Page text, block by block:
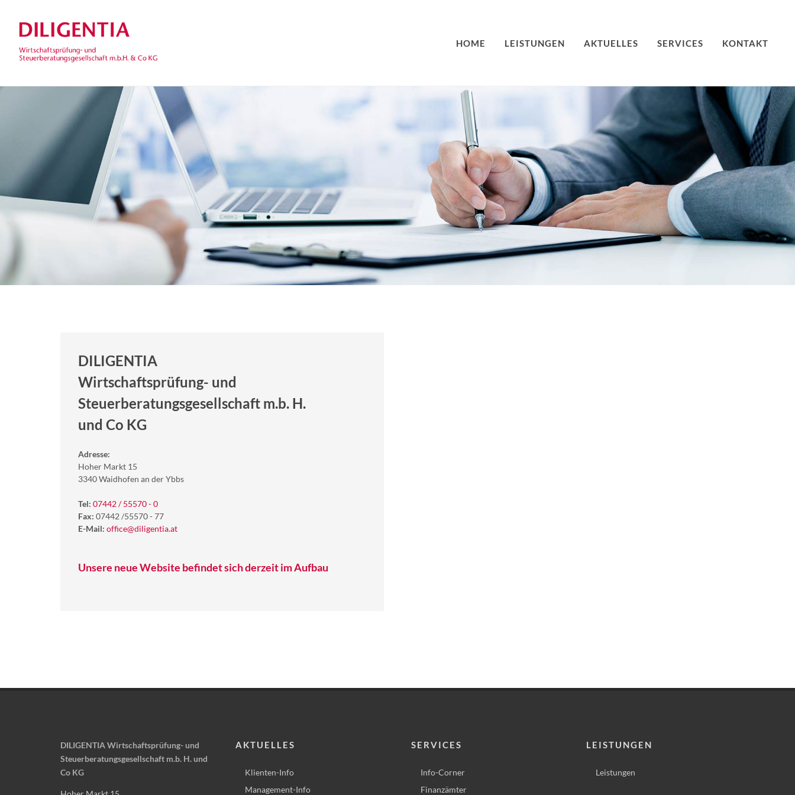
HOME LEISTUNGEN AKTUELLES SERVICES KONTAKT
DILIGENTIA
Wirtschaftsprüfung- und
Steuerberatungsgesellschaft m.b. H.
und Co KG
Adresse:
Hoher Markt 15
3340 Waidhofen an der Ybbs
Tel: 07442 / 55570 - 0
Fax: 07442 /55570 - 77
E-Mail: office@diligentia.at
Unsere neue Website befindet sich derzeit im Aufbau
DILIGENTIA Wirtschaftsprüfung- und
Steuerberatungsgesellschaft m.b. H. und
Co KG
AKTUELLES
Klienten-Info
Management-Info
SERVICES
Info-Corner
Finanzämter
LEISTUNGEN
Leistungen